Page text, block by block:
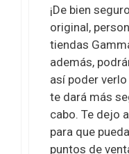
¡De bien
original,
tiendas
además,
así poder
te dará más
cabo. Te dejo
para que
puntos de